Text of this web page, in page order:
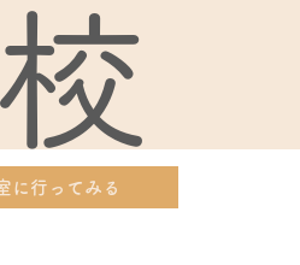
に行ってみる